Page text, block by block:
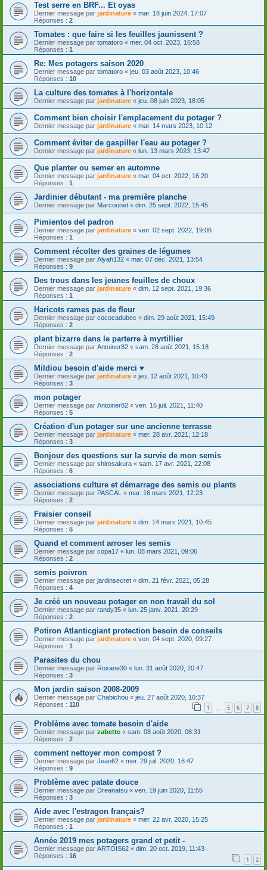
Test serre en BRF... Et oyas
Dernier message par jardinature « mar. 18 juin 2024, 17:07
Réponses : 2
Tomates : que faire si les feuilles jaunissent ?
Dernier message par tomatoro « mer. 04 oct. 2023, 16:58
Réponses : 1
Re: Mes potagers saison 2020
Dernier message par tomatoro « jeu. 03 août 2023, 10:46
Réponses : 10
La culture des tomates à l'horizontale
Dernier message par jardinature « jeu. 08 juin 2023, 18:05
Comment bien choisir l'emplacement du potager ?
Dernier message par jardinature « mar. 14 mars 2023, 10:12
Comment éviter de gaspiller l'eau au potager ?
Dernier message par jardinature « lun. 13 mars 2023, 13:47
Que planter ou semer en automne
Dernier message par jardinature « mar. 04 oct. 2022, 16:20
Réponses : 1
Jardinier débutant - ma première planche
Dernier message par Marcounet « dim. 25 sept. 2022, 15:45
Pimientos del padron
Dernier message par jardinature « ven. 02 sept. 2022, 19:06
Réponses : 1
Comment récolter des graines de légumes
Dernier message par Alyah132 « mar. 07 déc. 2021, 13:54
Réponses : 9
Des trous dans les jeunes feuilles de choux
Dernier message par jardinature « dim. 12 sept. 2021, 19:36
Réponses : 1
Haricots rames pas de fleur
Dernier message par cococadubec « dim. 29 août 2021, 15:49
Réponses : 2
plant bizarre dans le parterre à myrtillier
Dernier message par Antoiner82 « sam. 28 août 2021, 15:18
Réponses : 2
Mildiou besoin d'aide merci ♥
Dernier message par jardinature « jeu. 12 août 2021, 10:43
Réponses : 3
mon potager
Dernier message par Antoiner82 « ven. 16 juil. 2021, 11:40
Réponses : 5
Création d'un potager sur une ancienne terrasse
Dernier message par jardinature « mer. 28 avr. 2021, 12:18
Réponses : 3
Bonjour des questions sur la survie de mon semis
Dernier message par shirosakura « sam. 17 avr. 2021, 22:08
Réponses : 6
associations culture et démarrage des semis ou plants
Dernier message par PASCAL « mar. 16 mars 2021, 12:23
Réponses : 2
Fraisier conseil
Dernier message par jardinature « dim. 14 mars 2021, 10:45
Réponses : 5
Quand et comment arroser les semis
Dernier message par copa17 « lun. 08 mars 2021, 09:06
Réponses : 2
semis poivron
Dernier message par jardinsecret « dim. 21 févr. 2021, 05:28
Réponses : 4
Je créé un nouveau potager en non travail du sol
Dernier message par randy35 « lun. 25 janv. 2021, 20:29
Réponses : 2
Potiron Atlanticgiant protection besoin de conseils
Dernier message par jardinature « ven. 04 sept. 2020, 09:27
Réponses : 1
Parasites du chou
Dernier message par Roxane30 « lun. 31 août 2020, 20:47
Réponses : 3
Mon jardin saison 2008-2009
Dernier message par Chabichou « jeu. 27 août 2020, 10:37
Réponses : 110 1 5 6 7 8
Problème avec tomate besoin d'aide
Dernier message par zabette « sam. 08 août 2020, 08:31
Réponses : 2
comment nettoyer mon compost ?
Dernier message par Jean62 « mer. 29 juil. 2020, 16:47
Réponses : 9
Problème avec patate douce
Dernier message par Dreanatsu « ven. 19 juin 2020, 11:55
Réponses : 3
Aide avec l'estragon français?
Dernier message par jardinature « mer. 22 avr. 2020, 15:25
Réponses : 1
Année 2019 mes potagers grand et petit -
Dernier message par ARTOIS62 « dim. 20 oct. 2019, 11:43
Réponses : 16 1 2